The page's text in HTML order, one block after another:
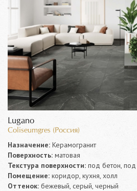
Lugano
Coliseumgres (Россия)
Назначение: Керамогранит
Поверхность: матовая
Текстура поверхности: под бетон,
Помещение: коридор, кухня, холл
Оттенок: бежевый, серый, черный